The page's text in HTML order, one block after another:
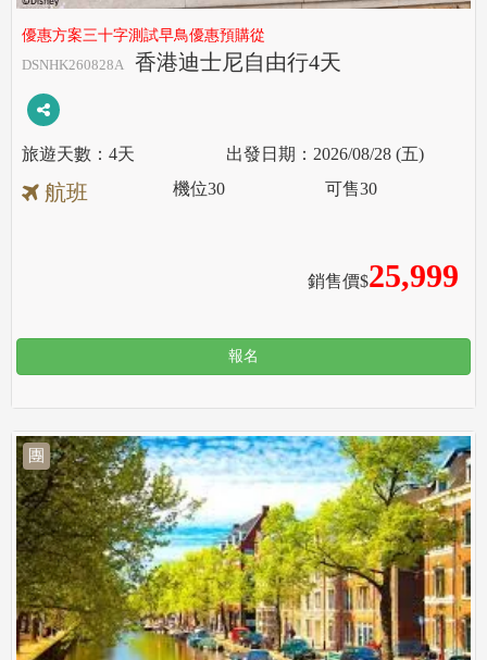
優惠方案三十字測試早鳥優惠預購從
DSNHK260828A
香港迪士尼自由行4天
4天 2026/08/28 (五)
航班
銷售價$25,999
機位30 可售30
報名
團